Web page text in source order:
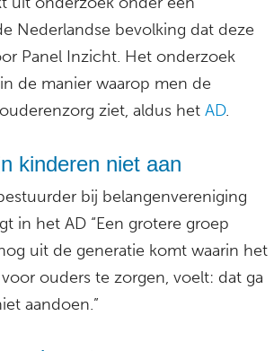
Nederlandse bevolking dat deze
Panel Inzicht. Het onderzoek
de manier waarop men de
ziet, aldus het AD.
kinderen niet aan
bij belangenvereniging
in het AD “Een grotere groep
uit de generatie komt waarin het
ouders te zorgen, voelt: dat ga
aandoen.”